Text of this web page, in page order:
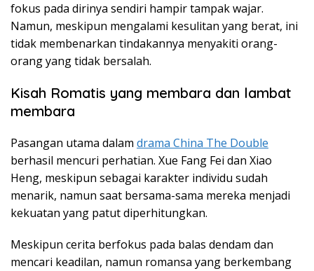
fokus pada dirinya sendiri hampir tampak wajar.
Namun, meskipun mengalami kesulitan yang berat, ini
tidak membenarkan tindakannya menyakiti orang-
orang yang tidak bersalah.
Kisah Romatis yang membara dan lambat
membara
Pasangan utama dalam drama China The Double
berhasil mencuri perhatian. Xue Fang Fei dan Xiao
Heng, meskipun sebagai karakter individu sudah
menarik, namun saat bersama-sama mereka menjadi
kekuatan yang patut diperhitungkan.
Meskipun cerita berfokus pada balas dendam dan
mencari keadilan, namun romansa yang berkembang